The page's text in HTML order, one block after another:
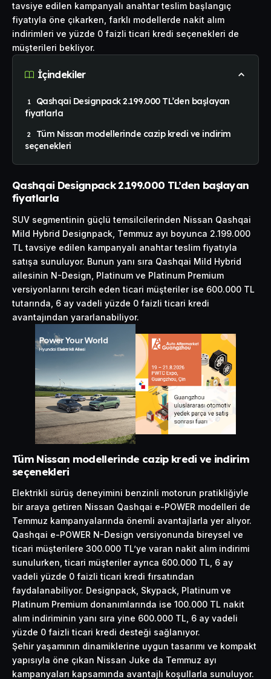
tavsiye edilen kampanyalı anahtar teslim başlangıç
fiyatıyla öne çıkarken, farklı modellerde nakit alım
indirimleri ve yüzde 0 faizli ticari kredi seçenekleri de
müşterileri bekliyor.
İçindekiler
Qashqai Designpack 2.199.000 TL’den başlayan
fiyatlarla
Tüm Nissan modellerinde cazip kredi ve indirim
seçenekleri
Qashqai Designpack 2.199.000 TL’den başlayan
fiyatlarla
SUV segmentinin güçlü temsilcilerinden Nissan Qashqai
Mild Hybrid Designpack, Temmuz ayı boyunca 2.199.000
TL tavsiye edilen kampanyalı anahtar teslim fiyatıyla
satışa sunuluyor. Bunun yanı sıra Qashqai Mild Hybrid
ailesinin N-Design, Platinum ve Platinum Premium
versiyonlarını tercih eden ticari müşteriler ise 600.000 TL
tutarında, 6 ay vadeli yüzde 0 faizli ticari kredi
avantajından yararlanabiliyor.
Tüm Nissan modellerinde cazip kredi ve indirim
seçenekleri
Elektrikli sürüş deneyimini benzinli motorun pratikliğiyle
bir araya getiren Nissan Qashqai e-POWER modelleri de
Temmuz kampanyalarında önemli avantajlarla yer alıyor.
Qashqai e-POWER N-Design versiyonunda bireysel ve
ticari müşterilere 300.000 TL’ye varan nakit alım indirimi
sunulurken, ticari müşteriler ayrıca 600.000 TL, 6 ay
vadeli yüzde 0 faizli ticari kredi fırsatından
faydalanabiliyor. Designpack, Skypack, Platinum ve
Platinum Premium donanımlarında ise 100.000 TL nakit
alım indiriminin yanı sıra yine 600.000 TL, 6 ay vadeli
yüzde 0 faizli ticari kredi desteği sağlanıyor.
Şehir yaşamının dinamiklerine uygun tasarımı ve kompakt
yapısıyla öne çıkan Nissan Juke da Temmuz ayı
kampanyaları kapsamında avantajlı koşullarla sunuluyor.